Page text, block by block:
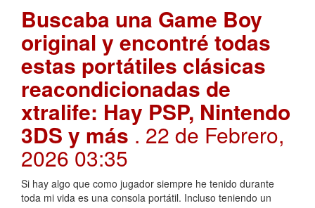
Buscaba una Game Boy
original y encontré todas
estas portátiles clásicas
reacondicionadas de
xtralife: Hay PSP, Nintendo
3DS y más. 22 de Febrero,
2026 03:35
Si hay algo que como jugador siempre he tenido durante
toda mi vida es una consola portátil. Incluso teniendo un